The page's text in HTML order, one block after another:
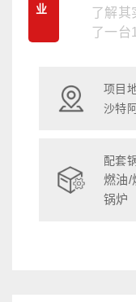
业
了解其
了一台
项目
沙特
配套
燃油/
锅炉